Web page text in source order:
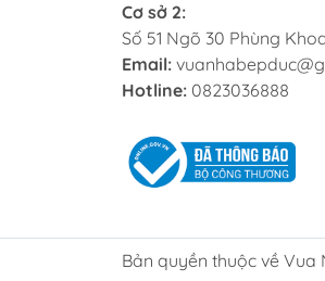
Chịu nhiệt cao,
Nắp kính trong
Vành rót rộng
Cơ sở 2:
Số 51 Ngõ 30 Phùng
Email:
Hotline: 0823036888
Bản quyền thuộc về Vua